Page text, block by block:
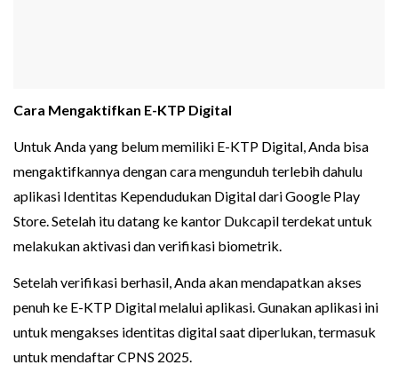
Cara Mengaktifkan E-KTP Digital
Untuk Anda yang belum memiliki E-KTP Digital, Anda bisa
mengaktifkannya dengan cara mengunduh terlebih dahulu
aplikasi Identitas Kependudukan Digital dari Google Play
Store. Setelah itu datang ke kantor Dukcapil terdekat untuk
melakukan aktivasi dan verifikasi biometrik.
Setelah verifikasi berhasil, Anda akan mendapatkan akses
penuh ke E-KTP Digital melalui aplikasi. Gunakan aplikasi ini
untuk mengakses identitas digital saat diperlukan, termasuk
untuk mendaftar CPNS 2025.